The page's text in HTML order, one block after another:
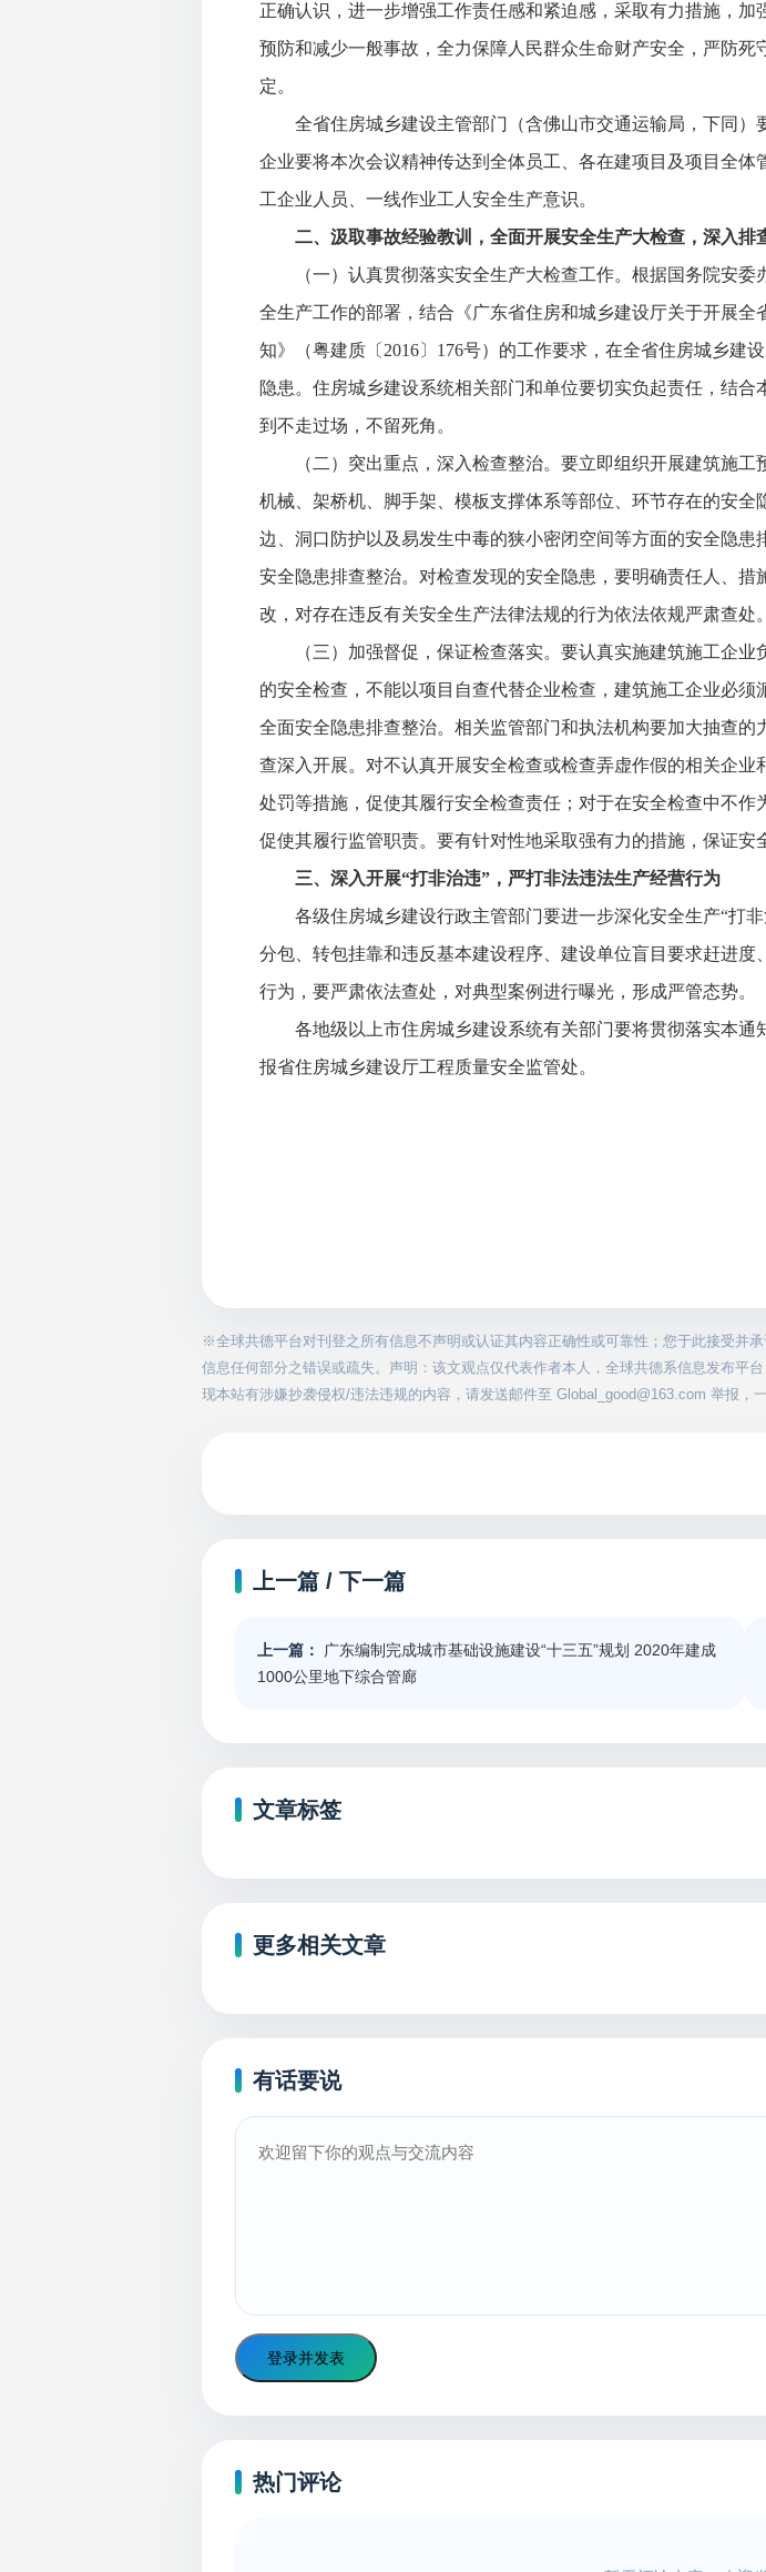
正确认识，进一步增强工作责任感和紧迫感，采取有力措施，
预防和减少一般事故，全力保障人民群众生命财产安全，严防
定。
全省住房城乡建设主管部门（含佛山市交通运输局，下同）
企业要将本次会议精神传达到全体员工、各在建项目及项目全
工企业人员、一线作业工人安全生产意识。
二、汲取事故经验教训，全面开展安全生产大检查，深入排
（一）认真贯彻落实安全生产大检查工作。根据国务院安委
全生产工作的部署，结合《广东省住房和城乡建设厅关于开展
知》（粤建质〔 2016〕176号）的工作要求，在全省住房城乡建
隐患。住房城乡建设系统相关部门和单位要切实负起责任，结
到不走过场，不留死角。
（二）突出重点，深入检查整治。要立即组织开展建筑施工
机械、架桥机、脚手架、模板支撑体系等部位、环节存在的安
边、洞口防护以及易发生中毒的狭小密闭空间等方面的安全隐
安全隐患排查整治。对检查发现的安全隐患，要明确责任人、
改，对存在违反有关安全生产法律法规的行为依法依规严肃查处。
（三）加强督促，保证检查落实。要认真实施建筑施工企业
的安全检查，不能以项目自查代替企业检查，建筑施工企业必
全面安全隐患排查整治。相关监管部门和执法机构要加大抽查
查深入开展。对不认真开展安全检查或检查弄虚作假的相关企
处罚等措施，促使其履行安全检查责任；对于在安全检查中不
促使其履行监管职责。要有针对性地采取强有力的措施，保证安
三、深入开展“打非治违”，严打非法违法生产经营行为
各级住房城乡建设行政主管部门要进一步深化安全生产“打
分包、转包挂靠和违反基本建设程序、建设单位盲目要求赶进
行为，要严肃依法查处，对典型案例进行曝光，形成严管态势。
各地级以上市住房城乡建设系统有关部门要将贯彻落实本通
报省住房城乡建设厅工程质量安全监管处。
※全球共德平台对刊登之所有信息不声明或认证其内容正确性或可靠性；您于此接受并
信息任何部分之错误或疏失。声明：该文观点仅代表作者本人，全球共德系信息发布平
现本站有涉嫌抄袭侵权/违法违规的内容，请发送邮件至 Global_good@163.com 举报，
上一篇 / 下一篇
上一篇：
广东编制完成城市基础设施建设“十三五”规划 2020年建成
1000公里地下综合管廊
文章标签
更多相关文章
有话要说
登录并发表
热门评论